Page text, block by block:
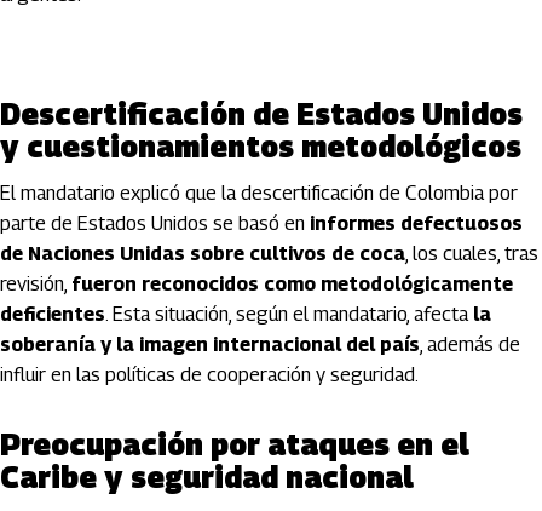
Descertificación de Estados Unidos
y cuestionamientos metodológicos
El mandatario explicó que la descertificación de Colombia por
parte de Estados Unidos se basó en informes defectuosos
de Naciones Unidas sobre cultivos de coca, los cuales, tras
revisión, fueron reconocidos como metodológicamente
deficientes. Esta situación, según el mandatario, afecta la
soberanía y la imagen internacional del país, además de
influir en las políticas de cooperación y seguridad.
Preocupación por ataques en el
Caribe y seguridad nacional